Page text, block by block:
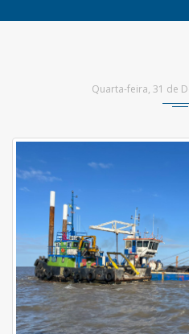
Quarta-feira, 31 de